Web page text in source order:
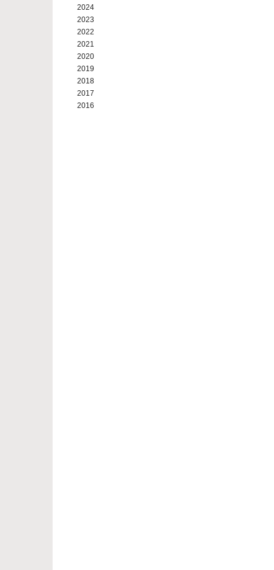
2024
2023
2022
2021
2020
2019
2018
2017
2016